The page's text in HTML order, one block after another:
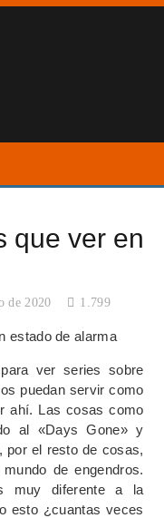
que ver en
de 2020 1.799
ver series sobre
puedan servir como
ahí. Las cosas como
al «Days Gone» y
por el resto de cosas,
de engendros.
muy diferente a la
esto ¿cuantas veces